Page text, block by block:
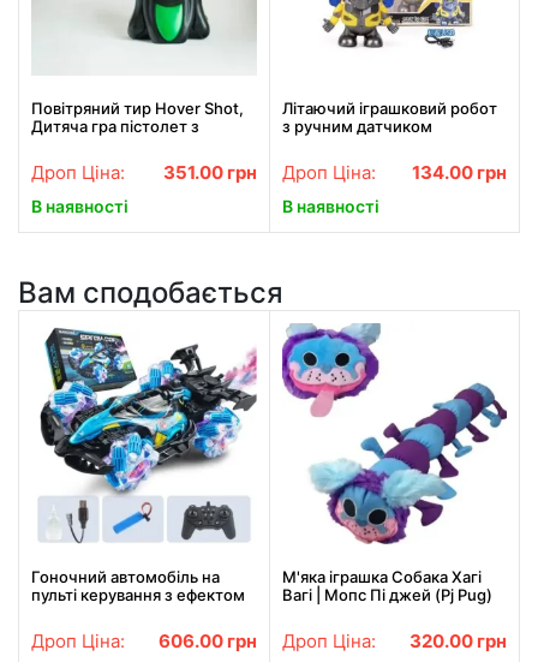
Повітряний тир Hover Shot,
Дитяча гра пістолет з
Дроп Ціна: 351.00 грн
В наявності
Літаючий іграшковий робот
з ручним датчиком
Дроп Ціна: 134.00 грн
В наявності
Вам сподобається
Гоночний автомобіль на
пульті керування з ефектом
звуковими ефектами 21016
Синій
Дроп Ціна: 606.00 грн
М'яка іграшка Собака Хагі
Вагі | Мопс Пі джей (Pj Pug)
Дроп Ціна: 320.00 грн